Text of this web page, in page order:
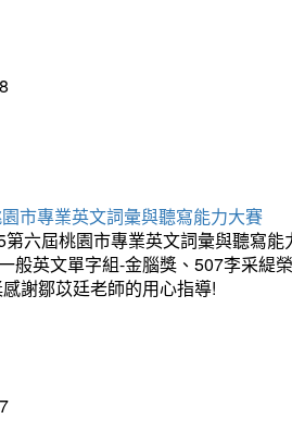
市專業英文詞彙與聽寫能力大賽
六屆桃園市專業英文詞彙與聽寫
般英文單字組-金腦獎、507李采緹
謝鄒苡廷老師的用心指導!